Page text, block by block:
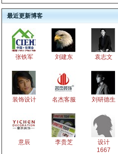
最近更新博客
张铁军 刘建东 袁志文
装饰设计 名杰客服 刘研德生
意辰 李贵芝
设计
1667